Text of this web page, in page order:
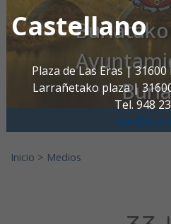
Castellano
Plaza de Las Eras | 31600
Larrañetako plaza |
Tel. 948
Inicio > Medios